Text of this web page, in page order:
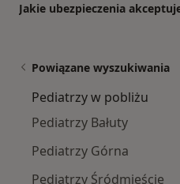
Jakie ubezpieczenia
Powiązane wyszukiwania
Pediatrzy w pobliżu
Pediatrzy Bałuty
Pediatrzy Górna
Pediatrzy Śródmieście